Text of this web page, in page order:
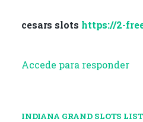
cesars slots https://2-
Accede para responder
INDIANA GRAND SLOTS LIST